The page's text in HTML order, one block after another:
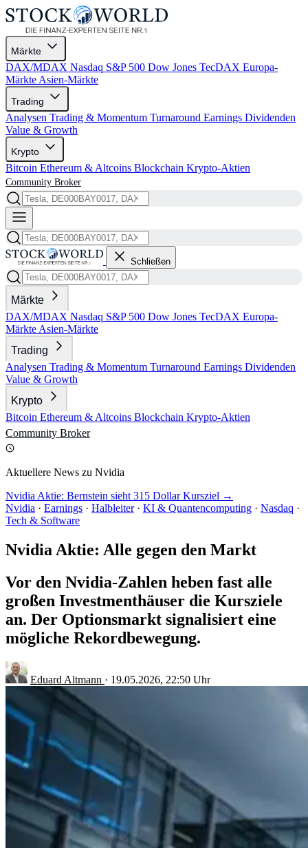
Märkte
DAX/MDAX Nasdaq S&P 500 Dow Jones TecDAX Europa-
Märkte Asien-Märkte
Trading
Analysen Trading & Momentum Turnaround Earnings Dividenden
Value & Growth
Krypto
Bitcoin Ethereum & Altcoins Blockchain Krypto-Aktien
Community Broker
Schließen
Märkte
DAX/MDAX Nasdaq S&P 500 Dow Jones TecDAX Europa-
Märkte Asien-Märkte
Trading
Analysen Trading & Momentum Turnaround Earnings Dividenden
Value & Growth
Krypto
Bitcoin Ethereum & Altcoins Blockchain Krypto-Aktien
Community Broker
Aktuellere News zu Nvidia
Nvidia Aktie: Bernstein sieht 315 Dollar Kursziel →
Nvidia · Earnings · Halbleiter · KI & Quantencomputing · Nasdaq ·
Tech & Software
Nvidia Aktie: Alle gegen den Markt
Vor den Nvidia-Zahlen heben fast alle
großen Investmenthäuser die Kursziele
an. Der Optionsmarkt signalisiert eine
mögliche Rekordbewegung.
Eduard Altmann · 19.05.2026, 22:50 Uhr